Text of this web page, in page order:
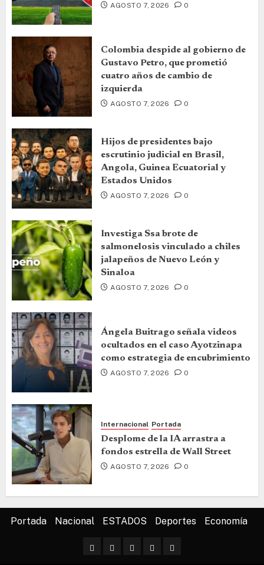
AGOSTO 7, 2026 0
Colombia despide al gobierno de
Gustavo Petro, que prometió
cuatro años de cambio de
izquierda
AGOSTO 7, 2026 0
Hijos de presidentes bajo
escrutinio judicial en Brasil,
Angola, Guinea Ecuatorial y
Estados Unidos
AGOSTO 7, 2026 0
Investiga Ssa brote de
salmonelosis vinculado a chiles
jalapeños de Nuevo León y
Sinaloa
AGOSTO 7, 2026 0
Ángela Buitrago señala videos
ocultados en el caso Ayotzinapa
como estrategia de encubrimiento
AGOSTO 7, 2026 0
Internacional Portada
Desplome de la IA arrastra a
fondos estrella de Wall Street
AGOSTO 7, 2026 0
Portada Nacional ESTADOS Deportes Economía